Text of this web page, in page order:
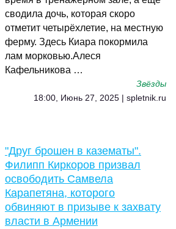
сводила дочь, которая скоро
отметит четырёхлетие, на местную
ферму. Здесь Киара покормила
лам морковью.Алеся
Кафельникова …
Звёзды
18:00, Июнь 27, 2025 | spletnik.ru
"Друг брошен в казематы".
Филипп Киркоров призвал
освободить Самвела
Карапетяна, которого
обвиняют в призыве к захвату
власти в Армении